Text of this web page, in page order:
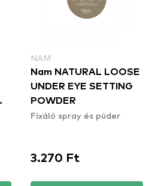
NAM
Nam NATURAL LOOSE
UNDER EYE SETTING
POWDER
Fixáló spray és púder
3.270 Ft